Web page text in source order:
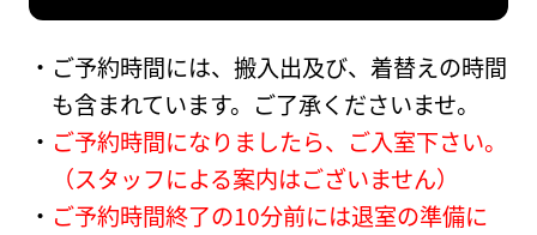
BOT-TAKADANOBABA
高田馬場店
ご予約時間には、搬入出及び、着替えの時間
も含まれています。ご了承くださいませ。
ご予約時間になりましたら、ご入室下さい。
（スタッフによる案内はございません）
ご予約時間終了の10分前には退室の準備に